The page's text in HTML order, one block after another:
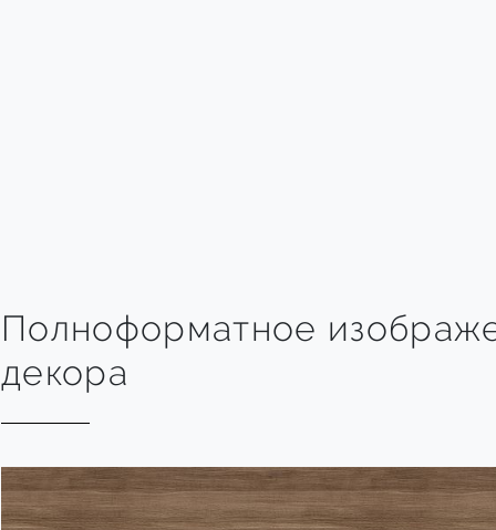
Полноформатное
декора